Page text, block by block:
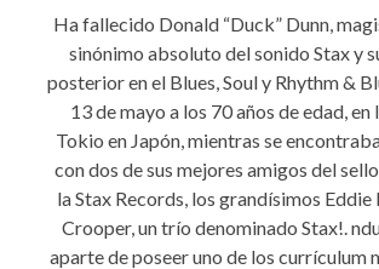
Ha fallecido Donald “Duck” Dunn,
sinónimo absoluto del sonido Stax y
posterior en el Blues, Soul y Rhythm &
13 de mayo a los 70 años de edad, en
Tokio en Japón, mientras se
con dos de sus mejores amigos del
la Stax Records, los grandísimos Eddie
Crooper, un trío denominado Stax!.
aparte de poseer uno de los currículum